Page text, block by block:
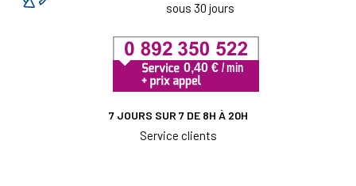
sous 30 jours
7 JOURS SUR 7 DE 8H À 20H
Service clients